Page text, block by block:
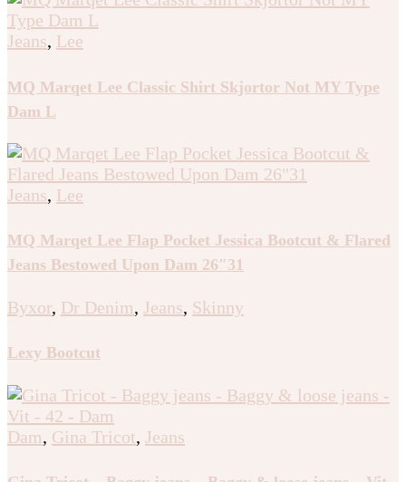
Jeans, Lee
MQ Marqet Lee Classic Shirt Skjortor Not MY Type
Dam L
Jeans, Lee
MQ Marqet Lee Flap Pocket Jessica Bootcut & Flared
Jeans Bestowed Upon Dam 26″31
Byxor, Dr Denim, Jeans, Skinny
Lexy Bootcut
Dam, Gina Tricot, Jeans